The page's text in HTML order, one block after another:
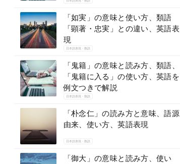
「如実」の意味と使い方、類語
「顕著・忠実」との違い、英語表
現
日本語表現・熟語
「鬼籍」の意味と読み方、類語、
「鬼籍に入る」の使い方、英語を
例文つきで解説
日本語表現・熟語
「朴念仁」の読み方と意味、語源
由来、使い方、英語表現
日本語表現・熟語
「御大」の意味と読み方、使い